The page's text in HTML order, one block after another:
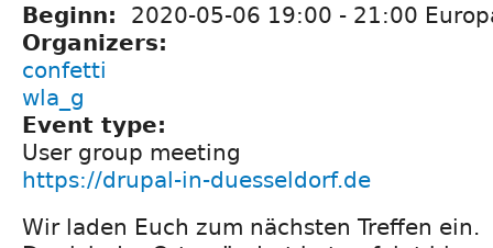
Beginn: 2020-05-06 19:00 - 21:00
Organizers:
confetti
wla_g
Event type:
User group meeting
https://drupal-in-duesseldorf.de
Wir laden Euch zum nächsten Treffen ein.